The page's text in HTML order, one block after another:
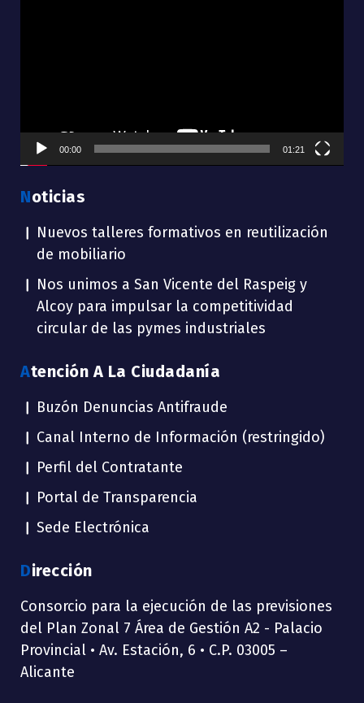
00:00 01:21
Noticias
Nuevos talleres formativos en reutilización
de mobiliario
Nos unimos a San Vicente del Raspeig y
Alcoy para impulsar la competitividad
circular de las pymes industriales
Atención A La Ciudadanía
Buzón Denuncias Antifraude
Canal Interno de Información (restringido)
Perfil del Contratante
Portal de Transparencia
Sede Electrónica
Dirección
Consorcio para la ejecución de las previsiones
del Plan Zonal 7 Área de Gestión A2 - Palacio
Provincial • Av. Estación, 6 • C.P. 03005 –
Alicante